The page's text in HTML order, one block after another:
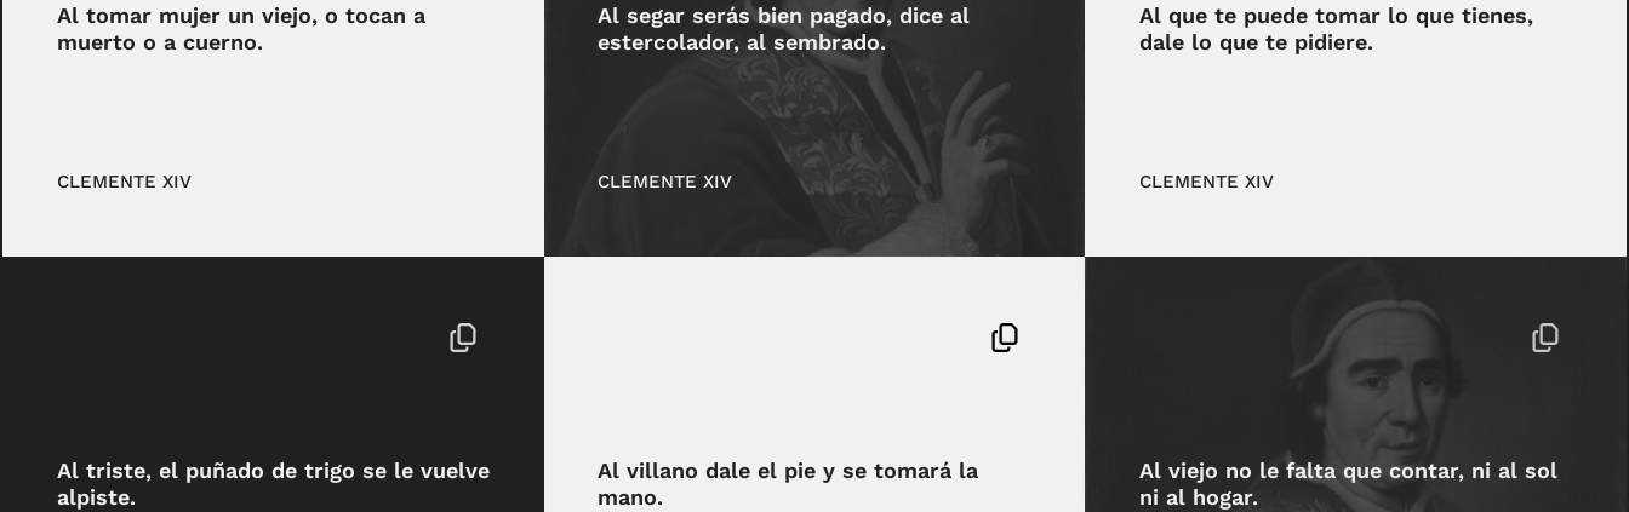
Al tomar mujer un viejo, o tocan a
muerto o a cuerno.
CLEMENTE XIV
Al segar serás bien pagado, dice al
estercolador, al sembrado.
CLEMENTE XIV
Al que te puede tomar lo que tienes,
dale lo que te pidiere.
CLEMENTE XIV
Al triste, el puñado de trigo se le vuelve
alpiste.
Al villano dale el pie y se tomará la
mano.
Al viejo no le falta que contar, ni al sol
ni al hogar.